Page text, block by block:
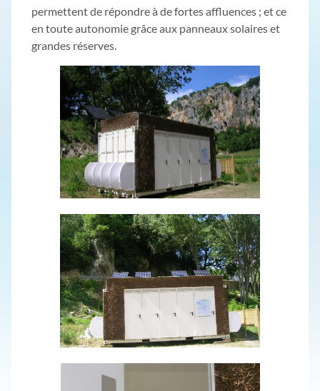
permettent de répondre à de fortes affluences ; et ce
en toute autonomie grâce aux panneaux solaires et
grandes réserves.